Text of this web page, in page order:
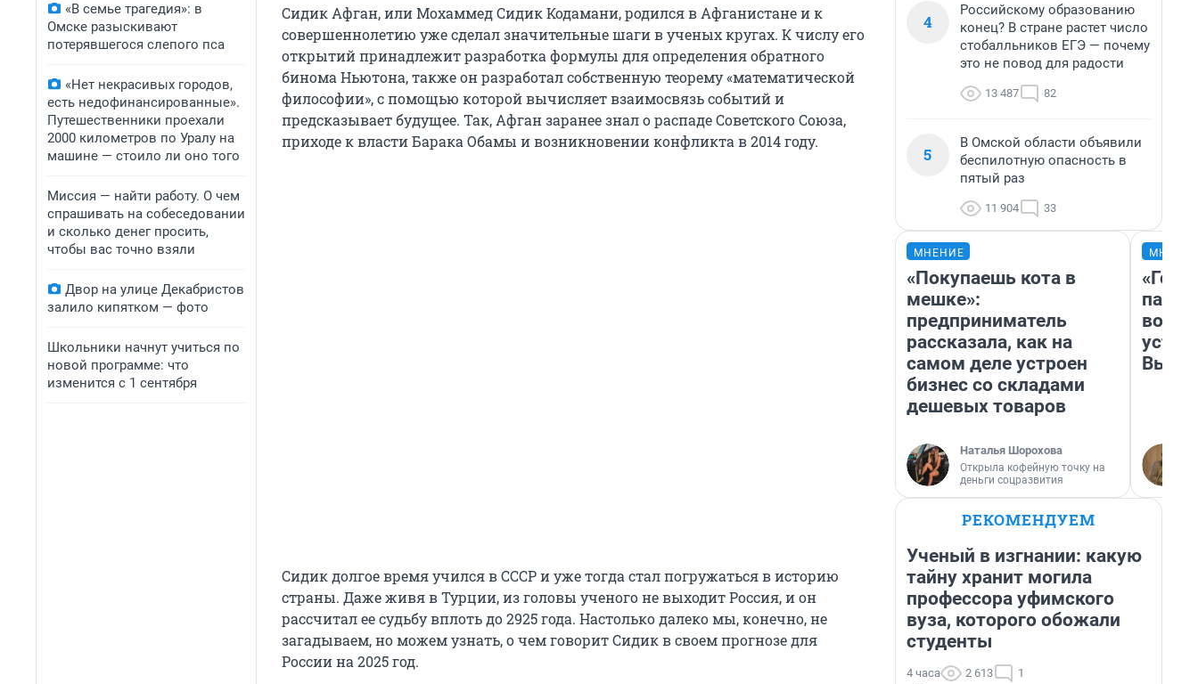
«В семье трагедия»: в
Омске разыскивают
потерявшегося слепого пса
«Нет некрасивых городов,
есть недофинансированные».
Путешественники проехали
2000 километров по Уралу на
машине — стоило ли оно того
Миссия — найти работу. О чем
спрашивать на собеседовании
и сколько денег просить,
чтобы вас точно взяли
Двор на улице Декабристов
залило кипятком — фото
Школьники начнут учиться по
новой программе: что
изменится с 1 сентября
Сидик Афган, или Мохаммед Сидик Кодамани, родился в Афганистане и к
совершеннолетию уже сделал значительные шаги в ученых кругах. К числу его
открытий принадлежит разработка формулы для определения обратного
бинома Ньютона, также он разработал собственную теорему «математической
философии», с помощью которой вычисляет взаимосвязь событий и
предсказывает будущее. Так, Афган заранее знал о распаде Советского Союза,
приходе к власти Барака Обамы и возникновении конфликта в 2014 году.
Сидик долгое время учился в СССР и уже тогда стал погружаться в историю
страны. Даже живя в Турции, из головы ученого не выходит Россия, и он
рассчитал ее судьбу вплоть до 2925 года. Настолько далеко мы, конечно, не
загадываем, но можем узнать, о чем говорит Сидик в своем прогнозе для
России на 2025 год.
4
Российскому образованию
конец? В стране растет число
стобалльников ЕГЭ — почему
это не повод для радости
13 487 82
5
В Омской области объявили
беспилотную опасность в
пятый раз
11 904 33
МНЕНИЕ
«Покупаешь кота в
мешке»:
предприниматель
рассказала, как на
самом деле устроен
бизнес со складами
дешевых товаров
Наталья Шорохова
Открыла кофейную точку на
деньги соцразвития
РЕКОМЕНДУЕМ
Ученый в изгнании: какую
тайну хранит могила
профессора уфимского
вуза, которого обожали
студенты
4 часа 2 613 1